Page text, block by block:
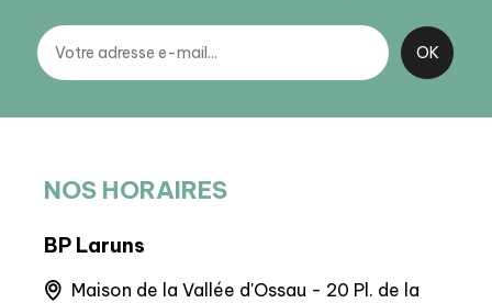
NOS HORAIRES
BP Laruns
Maison de la Vallée d'Ossau - 20 Pl. de la